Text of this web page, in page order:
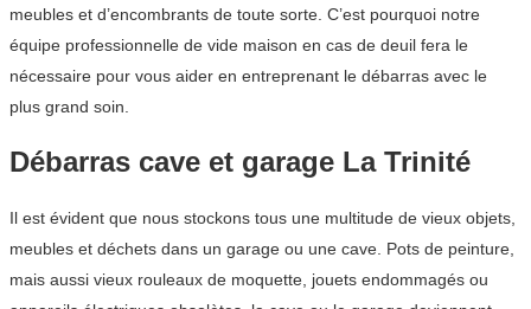
meubles et d’encombrants de toute sorte. C’est pourquoi notre
équipe professionnelle de vide maison en cas de deuil fera le
nécessaire pour vous aider en entreprenant le débarras avec le
plus grand soin.
Débarras cave et garage La Trinité
Il est évident que nous stockons tous une multitude de vieux objets,
meubles et déchets dans un garage ou une cave. Pots de peinture,
mais aussi vieux rouleaux de moquette, jouets endommagés ou